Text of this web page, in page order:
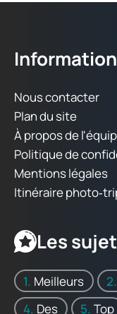
Nous contacter
Plan du site
À propos de
Politique de
Mentions légales
Itinéraire
Les
Meilleurs
Des
Top